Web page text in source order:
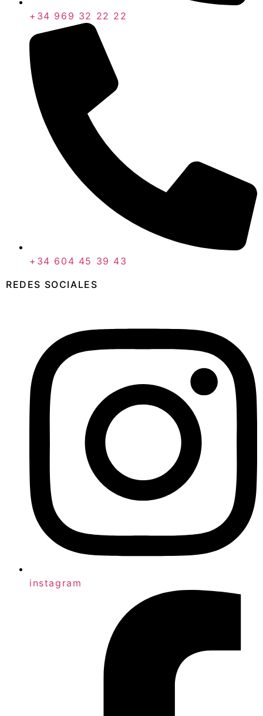
+34 969 32 22 22
+34 604 45 39 43
REDES SOCIALES
instagram